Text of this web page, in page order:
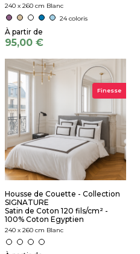
240 x 260 cm Blanc
24 coloris
95,00 €
Finesse
Housse de Couette - Collection
SIGNATURE
Satin de Coton 120 fils/cm² -
100% Coton Egyptien
240 x 260 cm Blanc